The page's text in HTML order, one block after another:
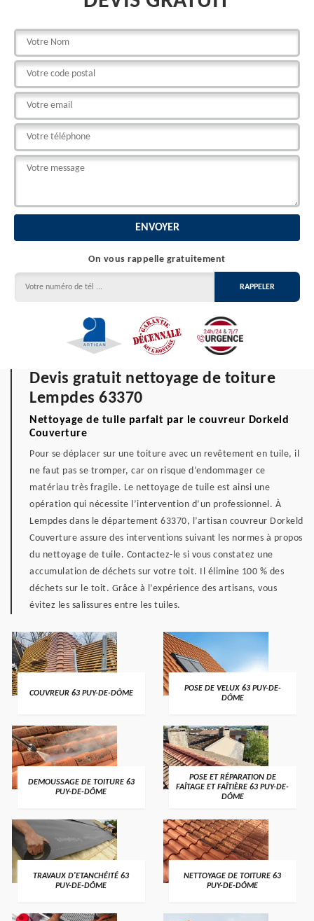
On vous rappelle gratuitement
Devis gratuit nettoyage de toiture
Lempdes 63370
Nettoyage de tuile parfait par le couvreur Dorkeld
Couverture
Pour se déplacer sur une toiture avec un revêtement en tuile, il
ne faut pas se tromper, car on risque d’endommager ce
matériau très fragile. Le nettoyage de tuile est ainsi une
opération qui nécessite l’intervention d’un professionnel. À
Lempdes dans le département 63370, l’artisan couvreur Dorkeld
Couverture assure des interventions suivant les normes à propos
du nettoyage de tuile. Contactez-le si vous constatez une
accumulation de déchets sur votre toit. Il élimine 100 % des
déchets sur le toit. Grâce à l’expérience des artisans, vous
évitez les salissures entre les tuiles.
COUVREUR 63 PUY-DE-DÔME
POSE DE VELUX 63 PUY-DE-
DÔME
DEMOUSSAGE DE TOITURE 63
PUY-DE-DÔME
POSE ET RÉPARATION DE
FAÎTAGE ET FAÎTIÈRE 63 PUY-DE-
DÔME
TRAVAUX D'ETANCHÉITÉ 63
PUY-DE-DÔME
NETTOYAGE DE TOITURE 63
PUY-DE-DÔME